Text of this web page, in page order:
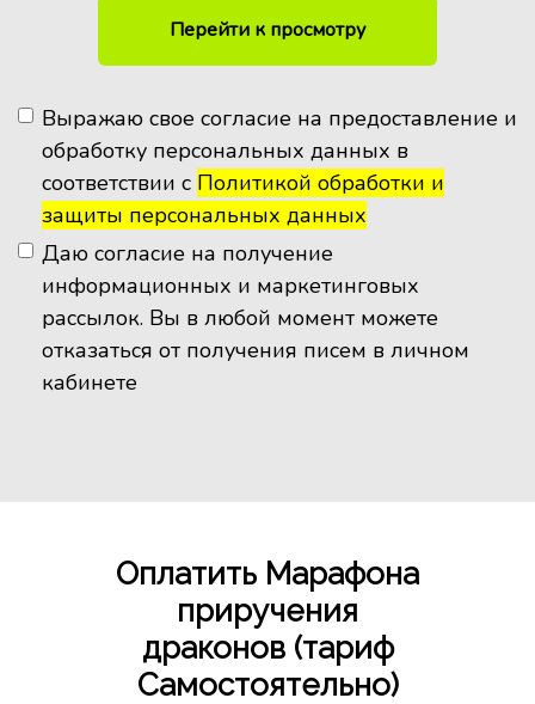
Перейти к просмотру
Выражаю свое согласие на предоставление и
обработку персональных данных в
соответствии с Политикой обработки и
защиты персональных данных
Даю согласие на получение
информационных и маркетинговых
рассылок. Вы в любой момент можете
отказаться от получения писем в личном
кабинете
Оплатить Марафона
приручения
драконов (тариф
Самостоятельно)